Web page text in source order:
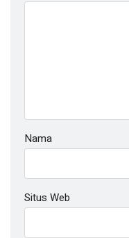
Nama
Situs Web